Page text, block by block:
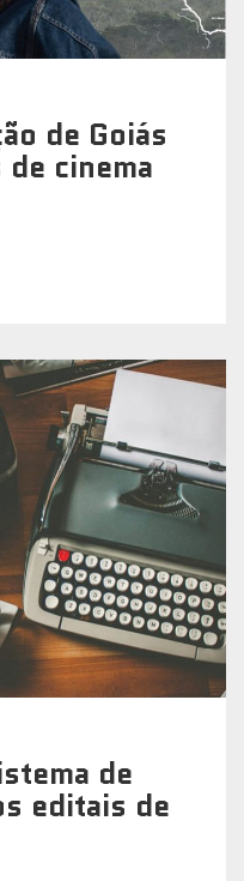
de Goiás
cinema
de
editais de